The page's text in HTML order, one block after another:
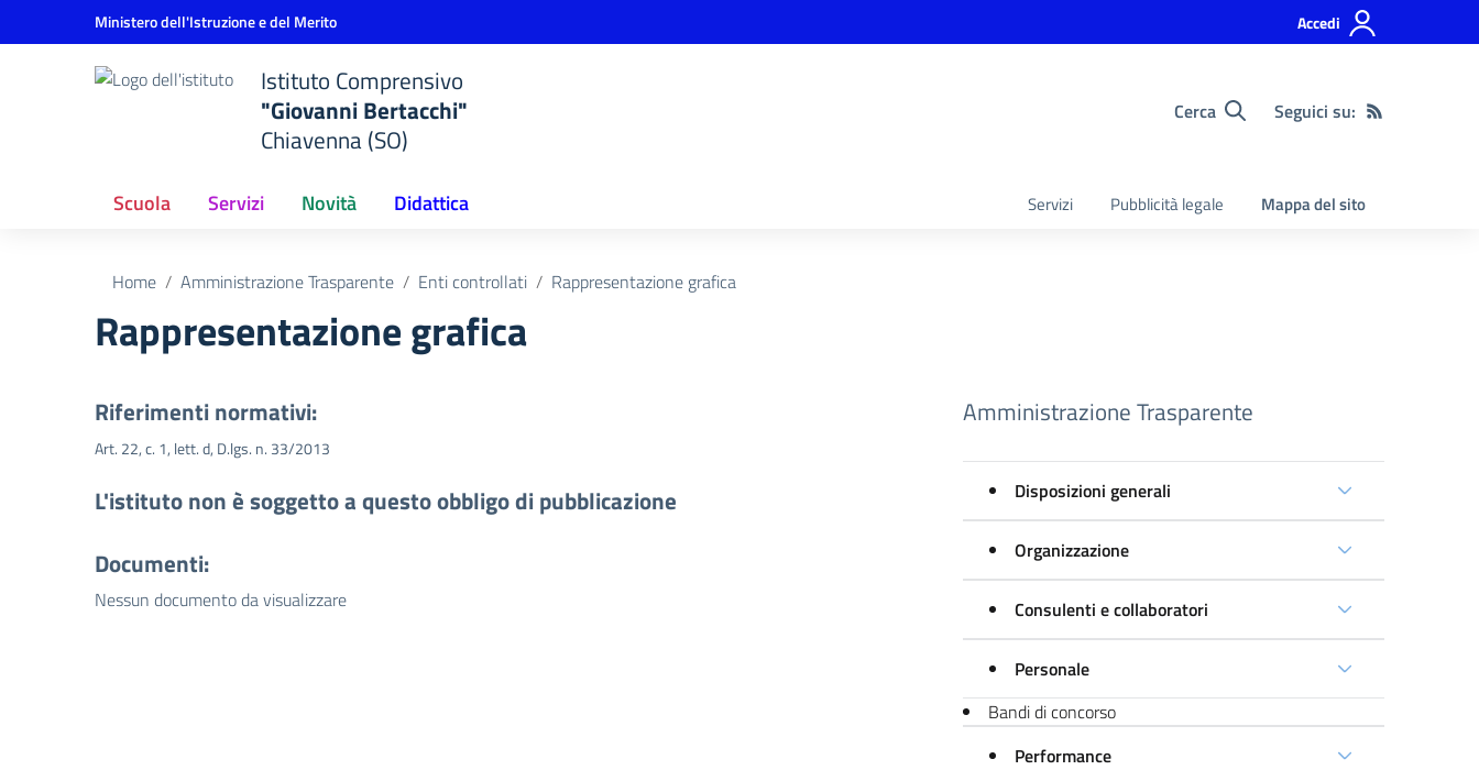
Vai ai contenuti
Vai al menu di navigazioneMinistero dell'Istruzione e del Merito Accedi
Istituto Comprensivo
"Giovanni Bertacchi"
Chiavenna (SO)
Cerca Seguici su:
Scuola Servizi Novità Didattica Servizi Pubblicità legale Mappa del sito
Home Amministrazione Trasparente Enti controllati Rappresentazione grafica
Rappresentazione grafica
Riferimenti normativi:
Art. 22, c. 1, lett. d, D.lgs. n. 33/2013
L'istituto non è soggetto a questo obbligo di pubblicazione
Documenti:
Nessun documento da visualizzare
Amministrazione Trasparente
Disposizioni generali
Organizzazione
Consulenti e collaboratori
Personale
Bandi di concorso
Performance